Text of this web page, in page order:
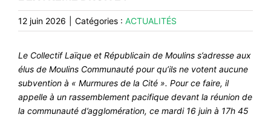
#VOS ÉLUES
#COMMUNIQUÉS
#ÉLECTIONS
#MÉDIAS
12 juin 2026 Catégories : ACTUALITÉS
Le Collectif Laïque et Républicain de Moulins s’adresse aux
élus de Moulins Communauté pour qu’ils ne votent aucune
subvention à « Murmures de la Cité ». Pour ce faire, il
appelle à un rassemblement pacifique devant la réunion de
la communauté d’agglomération, ce mardi 16 juin à 17h 45